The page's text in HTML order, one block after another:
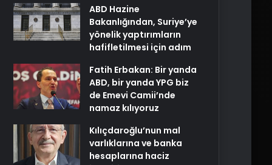
ABD Hazine
Bakanlığından, Suriye’ye
yönelik yaptırımların
hafifletilmesi için adım
Fatih Erbakan: Bir yanda
ABD, bir yanda YPG biz
de Emevi Camii’nde
namaz kılıyoruz
Kılıçdaroğlu’nun mal
varlıklarına ve banka
hesaplarına haciz